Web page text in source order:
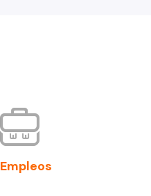
Empleos